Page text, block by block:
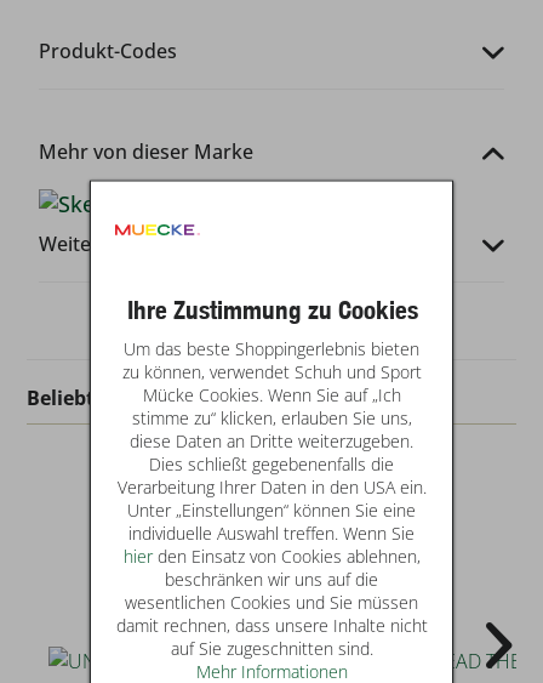
Produkt-Codes
Mehr von dieser Marke
Weitere Infos
Beliebt in dieser Kategorie
Ihre Zustimmung zu Cookies
Um das beste Shoppingerlebnis bieten
zu können, verwendet Schuh und Sport
Mücke Cookies. Wenn Sie auf „Ich
stimme zu“ klicken, erlauben Sie uns,
diese Daten an Dritte weiterzugeben.
Dies schließt gegebenenfalls die
Verarbeitung Ihrer Daten in den USA ein.
Unter „Einstellungen“ können Sie eine
individuelle Auswahl treffen. Wenn Sie
hierden Einsatz von Cookies ablehnen,
beschränken wir uns auf die
wesentlichen Cookies und Sie müssen
damit rechnen, dass unsere Inhalte nicht
auf Sie zugeschnitten sind.
Mehr Informationen